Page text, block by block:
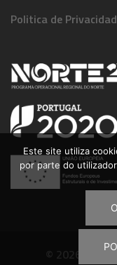
Politica de
© 2026
Este site utiliza
por parte do